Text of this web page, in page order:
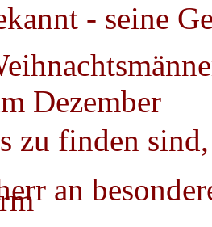
- seine
Dezember
zu finden
an